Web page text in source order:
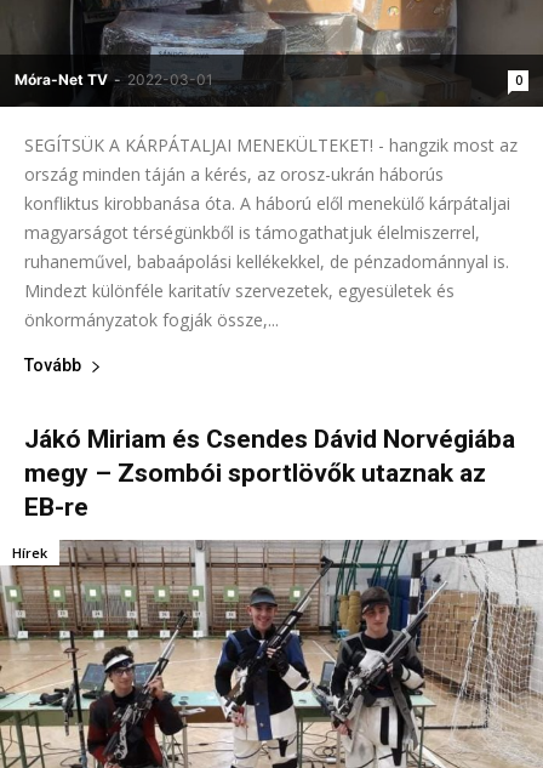
Móra-Net TV - 2022-03-01 0
SEGÍTSÜK A KÁRPÁTALJAI MENEKÜLTEKET! - hangzik most az
ország minden táján a kérés, az orosz-ukrán háborús
konfliktus kirobbanása óta. A háború elől menekülő kárpátaljai
magyarságot térségünkből is támogathatjuk élelmiszerrel,
ruhaneművel, babaápolási kellékekkel, de pénzadománnyal is.
Mindezt különféle karitatív szervezetek, egyesületek és
önkormányzatok fogják össze,...
Tovább
Jákó Miriam és Csendes Dávid Norvégiába
megy – Zsombói sportlövők utaznak az
EB-re
Hírek